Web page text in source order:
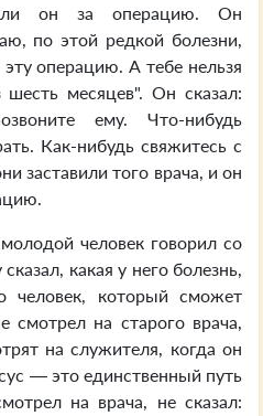
ли он за операцию. Он
по этой редкой болезни,
операцию. А тебе нельзя
месяцев". Он сказал:
ему. Что-нибудь
Как-нибудь свяжитесь с
заставили того врача, и он
человек говорил со
какая у него болезнь,
человек, который сможет
на старого врача,
на служителя, когда он
— это единственный путь
на врача, не сказал: